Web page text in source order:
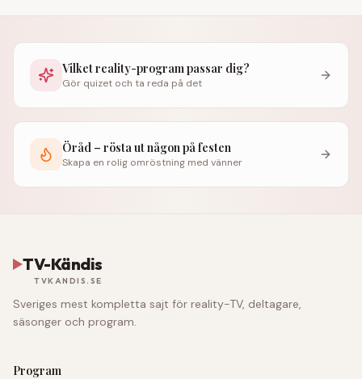
Vilket reality-program passar dig?
Gör quizet och ta reda på det
Öråd – rösta ut någon på festen
Skapa en rolig omröstning med vänner
TV-Kändis
TVKANDIS.SE
Sveriges mest kompletta sajt för reality-TV, deltagare,
säsonger och program.
Program